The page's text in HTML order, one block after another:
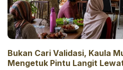
Bukan Cari Validasi, Kaula
Mengetuk Pintu Langit